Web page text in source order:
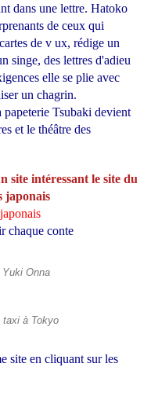
dans une lettre. Hatoko
de ceux qui
de v ux, rédige un
singe, des lettres d'adieu
elle se plie avec
un chagrin.
papeterie Tsubaki devient
et le théâtre des
site intéressant le site du
japonais
chaque conte
Onna
taxi à Tokyo
site en cliquant sur les